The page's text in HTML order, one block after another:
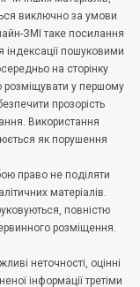
виключно за умови
ЗМІ таке посилання
індексації пошуковими
на сторінку
розміщувати у першому
прозорість
Використання
як порушення
право не поділяти
матеріалів.
повністю
розміщення.
неточності, оцінні
інформації третіми